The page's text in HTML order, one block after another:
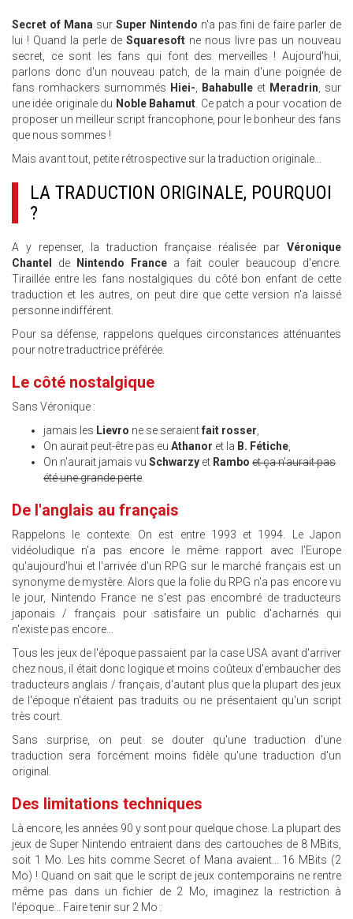
Secret of Mana sur Super Nintendo n'a pas fini de faire parler de
lui ! Quand la perle de Squaresoft ne nous livre pas un nouveau
secret, ce sont les fans qui font des merveilles ! Aujourd'hui,
parlons donc d'un nouveau patch, de la main d'une poignée de
fans romhackers surnommés Hiei- Bahabulle et Meradrin , sur
une idée originale du Noble Bahamut . Ce patch a pour vocation de
proposer un meilleur script francophone, pour le bonheur des fans
que nous sommes !
Mais avant tout, petite rétrospective sur la traduction originale...
LA TRADUCTION ORIGINALE, POURQUOI
?
A y repenser, la traduction française réalisée par Véronique
Chantel de Nintendo France a fait couler beaucoup d'encre.
Tiraillée entre les fans nostalgiques du côté bon enfant de cette
traduction et les autres, on peut dire que cette version n'a laissé
personne indifférent.
Pour sa défense, rappelons quelques circonstances atténuantes
pour notre traductrice préférée.
Le côté nostalgique
Sans Véronique :
jamais les Lievro ne se seraientfait rosser
On aurait peut-être pas eu Athanor et la B. Fétiche
On n'aurait jamais vu Schwarzy et Rambo et ça n'aurait pas
été une grande perte
De l'anglais au français
Rappelons le contexte. On est entre 1993 et 1994. Le Japon
vidéoludique n'a pas encore le même rapport avec l'Europe
qu'aujourd'hui et l'arrivée d'un RPG sur le marché français est un
synonyme de mystère. Alors que la folie du RPG n'a pas encore vu
le jour, Nintendo France ne s'est pas encombré de traducteurs
japonais / français pour satisfaire un public d'acharnés qui
n'existe pas encore...
Tous les jeux de l'époque passaient par la case USA avant d'arriver
chez nous, il était donc logique et moins coûteux d'embaucher des
traducteurs anglais / français, d'autant plus que la plupart des jeux
de l'époque n'étaient pas traduits ou ne présentaient qu'un script
très court.
Sans surprise, on peut se douter qu'une traduction d'une
traduction sera forcément moins fidèle qu'une traduction d'un
original.
Des limitations techniques
Là encore, les années 90 y sont pour quelque chose. La plupart des
jeux de Super Nintendo entraient dans des cartouches de 8 MBits,
soit 1 Mo. Les hits comme Secret of Mana avaient... 16 MBits (2
Mo) ! Quand on sait que le script de jeux contemporains ne rentre
même pas dans un fichier de 2 Mo, imaginez la restriction à
l'époque... Faire tenir sur 2 Mo :